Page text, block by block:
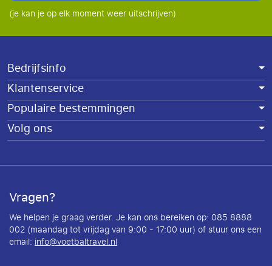
(je kan je op elk moment weer uitschrijven)
Bedrijfsinfo
Klantenservice
Populaire bestemmingen
Volg ons
Vragen?
We helpen je graag verder. Je kan ons bereiken op: 085 8888
002 (maandag tot vrijdag van 9:00 - 17:00 uur) of stuur ons een
email: info@voetbaltravel.nl